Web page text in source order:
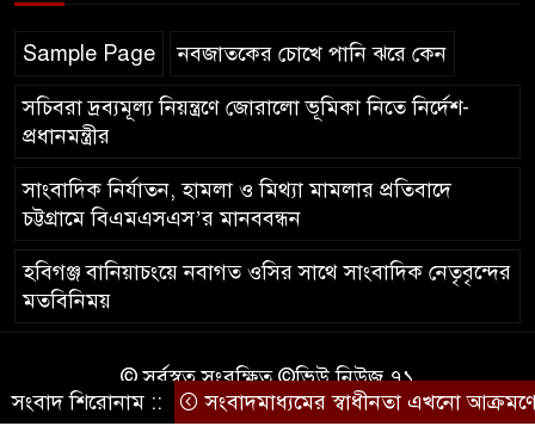
ত্রিতরঙ্গের বাদল সাঁঝের বর্ণাঢ্য
আয়োজন ‘শ্রাবনের মেঘগুলো’
Sample Page নবজাতকের চোখে পানি ঝরে কেন
সচিবরা দ্রব্যমূল্য নিয়ন্ত্রণে জোরালো ভূমিকা নিতে নির্দেশ-
প্রধানমন্ত্রীর
সাংবাদিক নির্যাতন, হামলা ও মিথ্যা মামলার প্রতিবাদে
চট্টগ্রামে বিএমএসএস’র মানববন্ধন
হবিগঞ্জ বানিয়াচংয়ে নবাগত ওসির সাথে সাংবাদিক নেতৃবৃন্দের
মতবিনিময়
© সর্বস্বত্ব সংরক্ষিত ©ভিউ নিউজ ৭১
কারিগরি সহযোগিতায়ঃআইটিপল্লী
সংবাদ শিরোনাম :: সংবাদমাধ্যমের স্বাধীনতা এখনো